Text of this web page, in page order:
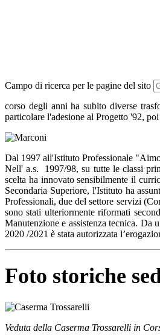
Campo di ricerca per le pagine del sito
corso degli anni ha subito diverse
particolare l'adesione al Progetto '92,
Dal 1997 all'Istituto Professionale
Nell' a.s. 1997/98, su tutte le classi
scelta ha innovato sensibilmente il
Secondaria Superiore, l'Istituto ha
Professionali, due del settore servizi
sono stati ulteriormente riformati
Manutenzione e assistenza tecnica. Da
2020 /2021 è stata autorizzata
Foto storiche
Veduta della Caserma Trossarelli in